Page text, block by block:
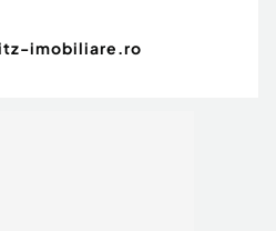
imobiliare.ro